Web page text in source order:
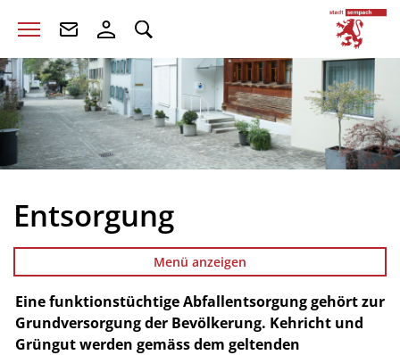
Entsorgung
Menü anzeigen
Eine funktionstüchtige Abfallentsorgung gehört zur
Grundversorgung der Bevölkerung. Kehricht und
Grüngut werden gemäss dem geltenden
Zugehörige Objekte